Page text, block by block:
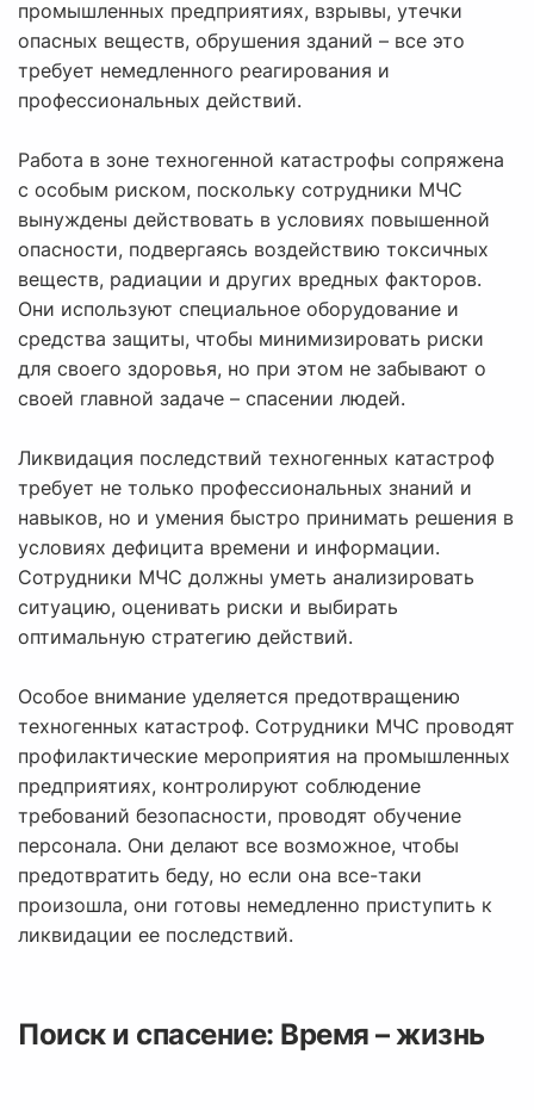
промышленных предприятиях, взрывы, утечки
опасных веществ, обрушения зданий – все это
требует немедленного реагирования и
профессиональных действий.
Работа в зоне техногенной катастрофы сопряжена
с особым риском, поскольку сотрудники МЧС
вынуждены действовать в условиях повышенной
опасности, подвергаясь воздействию токсичных
веществ, радиации и других вредных факторов.
Они используют специальное оборудование и
средства защиты, чтобы минимизировать риски
для своего здоровья, но при этом не забывают о
своей главной задаче – спасении людей.
Ликвидация последствий техногенных катастроф
требует не только профессиональных знаний и
навыков, но и умения быстро принимать решения в
условиях дефицита времени и информации.
Сотрудники МЧС должны уметь анализировать
ситуацию, оценивать риски и выбирать
оптимальную стратегию действий.
Особое внимание уделяется предотвращению
техногенных катастроф. Сотрудники МЧС проводят
профилактические мероприятия на промышленных
предприятиях, контролируют соблюдение
требований безопасности, проводят обучение
персонала. Они делают все возможное, чтобы
предотвратить беду, но если она все-таки
произошла, они готовы немедленно приступить к
ликвидации ее последствий.
Поиск и спасение: Время – жизнь